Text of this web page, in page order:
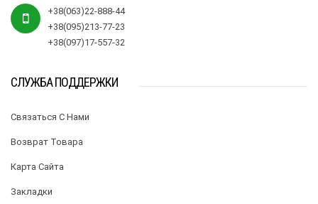
+38(063)22-888-44
+38(095)213-77-23
+38(097)17-557-32
СЛУЖБА ПОДДЕРЖКИ
Связаться С Нами
Возврат Товара
Карта Сайта
Закладки